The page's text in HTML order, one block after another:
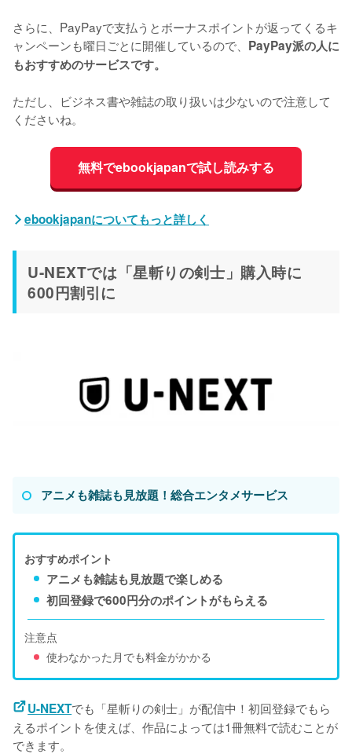
さらに、PayPayで支払うとボーナスポイントが返ってくるキ
ャンペーンも曜日ごとに開催しているので、 PayPay派の人に
もおすすめのサービスです。
ただし、ビジネス書や雑誌の取り扱いは少ないので注意して
くださいね。
無料でebookjapanで試し読みする
ebookjapanについてもっと詳しく
U-NEXTでは「星斬りの剣士」購入時に
600円割引に
アニメも雑誌も見放題！総合エンタメサービス
おすすめポイント
アニメも雑誌も見放題で楽しめる
初回登録で600円分のポイントがもらえる
注意点
使わなかった月でも料金がかかる
U-NEXTでも「星斬りの剣士」が配信中！初回登録でもら
えるポイントを使えば、作品によっては1冊無料で読むことが
できます。